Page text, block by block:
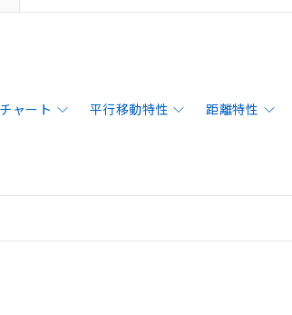
ャート 平行移動特性 距離特性